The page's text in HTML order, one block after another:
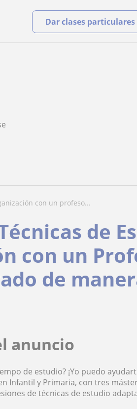
Dar clases particulares
con un profeso...
de
con un
de
anuncio
de estudio? ¡Yo puedo
Infantil y Primaria, con tres
de técnicas de estudio